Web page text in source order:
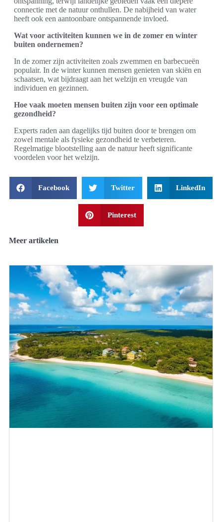
connectie met de natuur onthullen. De nabijheid van water
heeft ook een aantoonbare ontspannende invloed.
Wat voor activiteiten kunnen we in de zomer en winter
buiten ondernemen?
In de zomer zijn activiteiten zoals zwemmen en barbecueën
populair. In de winter kunnen mensen genieten van skiën en
schaatsen, wat bijdraagt aan het welzijn en vreugde van
individuen en gezinnen.
Hoe vaak moeten mensen buiten zijn voor een optimale
gezondheid?
Experts raden aan dagelijks tijd buiten door te brengen om
zowel mentale als fysieke gezondheid te verbeteren.
Regelmatige blootstelling aan de natuur heeft significante
voordelen voor het welzijn.
Facebook Twitter LinkedIn
Pinterest
Meer artikelen